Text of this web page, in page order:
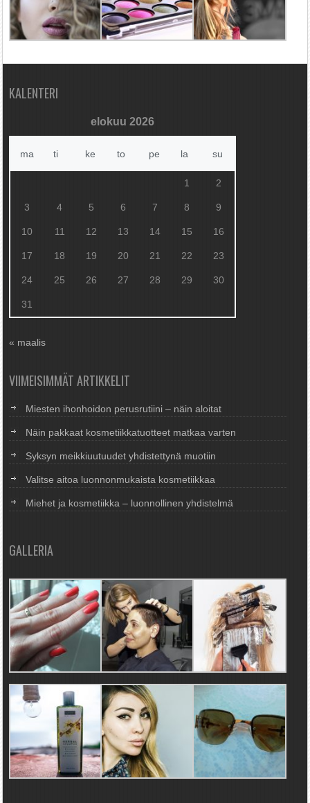
KALENTERI
elokuu 2026
ma ti ke to pe la su
1 2
3 4 5 6 7 8 9
10 11 12 13 14 15 16
17 18 19 20 21 22 23
24 25 26 27 28 29 30
31
« maalis
VIIMEISIMMÄT ARTIKKELIT
Miesten ihonhoidon perusrutiini – näin aloitat
Näin pakkaat kosmetiikkatuotteet matkaa varten
Syksyn meikkiuutuudet yhdistettynä muotiin
Valitse aitoa luonnonmukaista kosmetiikkaa
Miehet ja kosmetiikka – luonnollinen yhdistelmä
GALLERIA